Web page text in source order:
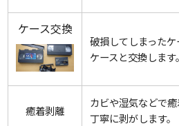
ケース交換
破損してしまった
ケースと交換します。
癒着剥離
カビや湿気などで
丁寧に剥がします。